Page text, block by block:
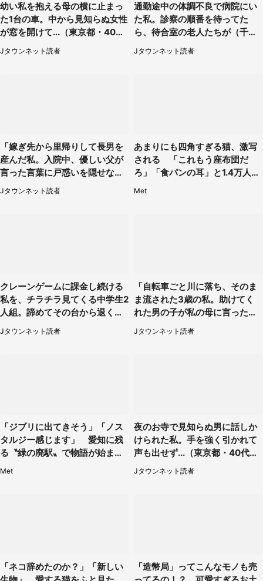
幼い私を抱える母の横に止まっ
た1台の車。中から見知らぬ女性
が窓を開けて...（東京都・40代
Jタウンネット読者
通勤途中の体調不良で病院にい
た私。診察の順番を待ってた
ら、待合室の老人たちが（千葉
県・50代男性）
Jタウンネット読者
「嫁ぎ先から里帰りして長男を
産んだ私。入院中、優しい父が
言った言葉に戸惑いを隠せな
い」（兵庫県・50代女性）
Jタウンネット読者
あまりにも四角すぎる猫、激写
される 「これもう座布団だ
ろ」「食パンの耳」と1.4万人困
Met
クレーンゲームに課金し続ける
私を、チラチラ見てくる中学生2
人組。諦めてその台から退く
と、後ろから声が（東京都・40
代女性）
Jタウンネット読者
「自転車ごと川に落ち、そのま
ま流された3歳の私。助けてく
れた男の子が私の母に言ったの
は...」（千葉県・20代女性）
Jタウンネット読者
「ジブリに出てきそう」「ノス
タルジー感じます」 愛知に残
る〝緑の廃駅〟で物語が始まり
Met
夜のお寺で見知らぬ男に話しか
けられた私。手を強く引かれて
声も出せず...（東京都・40代女
Jタウンネット読者
「ネコ辞めたのか？」「新しい
「造幣局」ってこんなモノも売